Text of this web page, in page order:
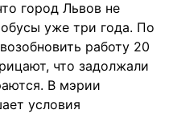
город Львов не
уже три года. По
работу 20
что задолжали
В мэрии
условия